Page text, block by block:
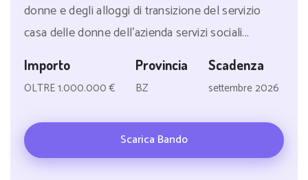
donne e degli alloggi di transizione del servizio
casa delle donne dell'azienda servizi sociali...
Importo
OLTRE 1.000.000 €
Provincia
BZ
Scadenza
settembre 2026
Scarica Bando